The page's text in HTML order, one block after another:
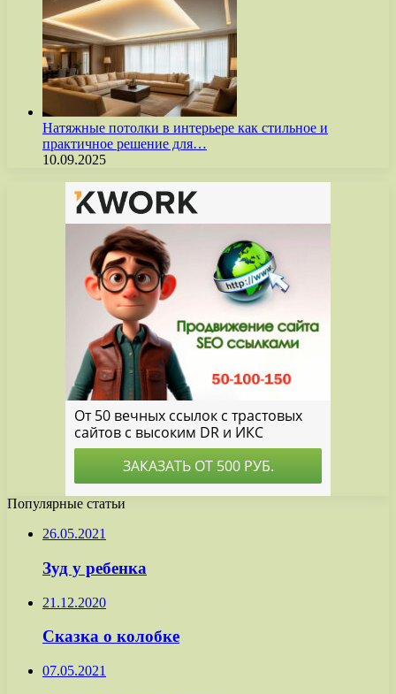
Натяжные потолки в интерьере как стильное и
практичное решение для…
10.09.2025
Популярные статьи
26.05.2021
Зуд у ребенка
21.12.2020
Сказка о колобке
07.05.2021